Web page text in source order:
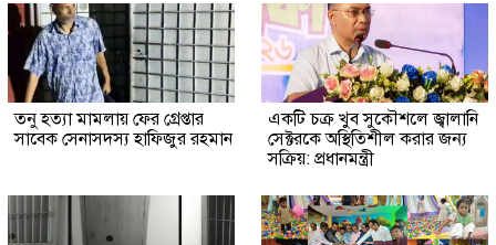
তনু হত্যা মামলায় ফের গ্রেপ্তার
সাবেক সেনাসদস্য হাফিজুর রহমান
একটি চক্র খুব সুকৌশলে জ্বালানি
সেক্টরকে অস্থিতিশীল করার জন্য
সক্রিয়: প্রধানমন্ত্রী